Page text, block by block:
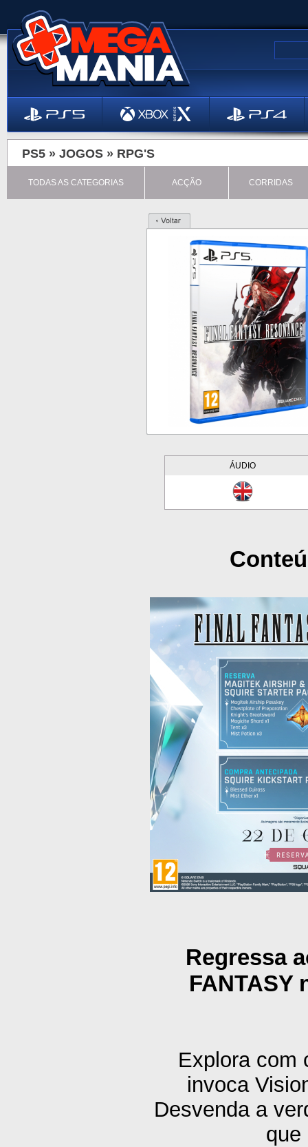
PS5 » JOGOS » RPG'S
TODAS AS CATEGORIAS ACÇÃO CORRIDAS
ÁUDIO
Regressa
FANTASY
Explora com
invoca
Desvenda a
que